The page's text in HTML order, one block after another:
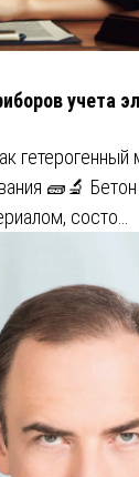
учета
гетерогенный
🧱🔬 Бетон
состо…